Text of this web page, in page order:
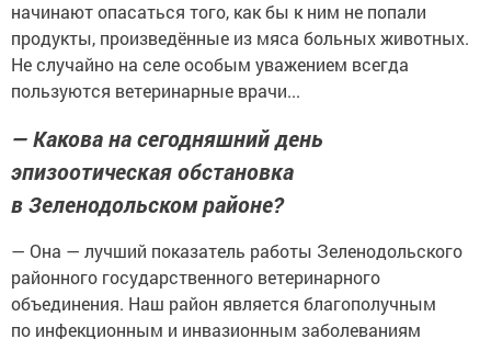
начинают опасаться того, как бы к ним не попали
продукты, произведённые из мяса больных животных.
Не случайно на селе особым уважением всегда
пользуются ветеринарные врачи...
— Какова на сегодняшний день
эпизоотическая обстановка
в Зеленодольском районе?
— Она — лучший показатель работы Зеленодольского
районного государственного ветеринарного
объединения. Наш район является благополучным
по инфекционным и инвазионным заболеваниям